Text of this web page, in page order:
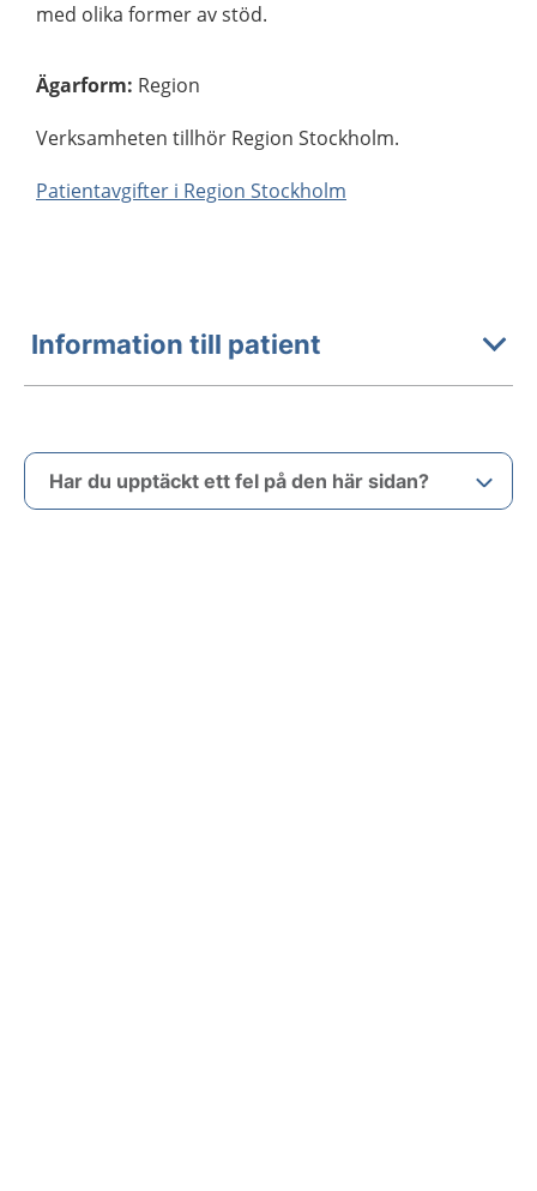
med olika former av stöd.
Ägarform: Region
Verksamheten tillhör Region Stockholm.
Patientavgifter i Region Stockholm
Information till patient
Har du upptäckt ett fel på den här sidan?